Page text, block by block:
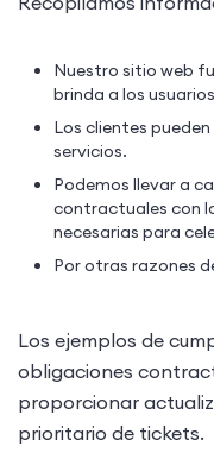
Nuestro sitio web
brinda a los
Los clientes
servicios.
Podemos llevar a
contractuales con
necesarias para
Por otras razones
Los ejemplos de
obligaciones
proporcionar
prioritario de tickets.